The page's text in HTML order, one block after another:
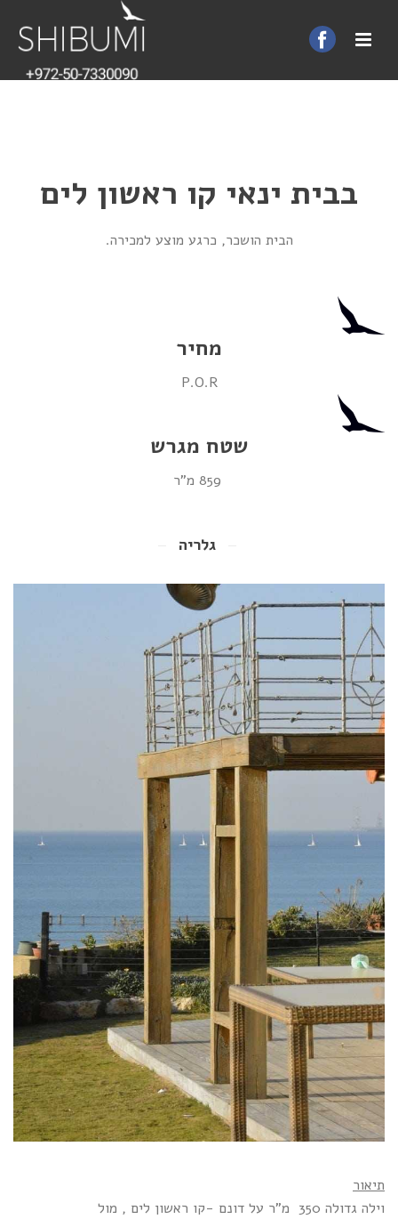
בבית ינאי קו ראשון לים
הבית הושכר, כרגע מוצע למכירה.
מחיר
P.O.R
שטח מגרש
גלריה
תיאור
וילה גדולה 350 מ"ר על דונם -קו ראשון לים , מול